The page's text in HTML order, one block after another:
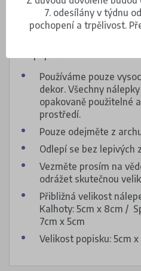
Popis produktu
Používáme pouze
dekor. Všechny
opakovaně použitelné
prostředí.
Pouze odejměte z
Odlepí se bez lepivých
Vezměte prosím na
odrážet skutečnou
Přibližná velikost
Kalhoty: 5cm x 8cm /
7cm x 5cm
Velikost popisku: 5cm x
7. odesílány v týdnu
pochopení a trpělivost.